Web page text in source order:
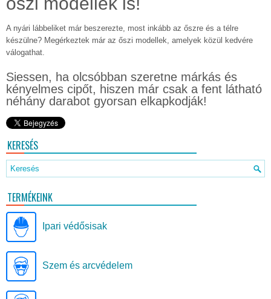
A nyári lábbeliket már beszerezte, most inkább az őszre és a télre
készülne? Megérkeztek már az őszi modellek, amelyek közül kedvére
válogathat.
Siessen, ha olcsóbban szeretne márkás és
kényelmes cipőt, hiszen már csak a fent látható
néhány darabot gyorsan elkapkodják!
KERESÉS
TERMÉKEINK
Ipari védősisak
Szem és arcvédelem